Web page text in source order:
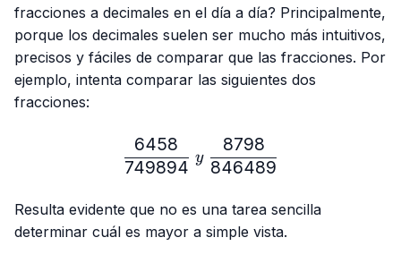
fracciones a decimales en el día a día? Principalmente,
porque los decimales suelen ser mucho más intuitivos,
precisos y fáciles de comparar que las fracciones. Por
ejemplo, intenta comparar las siguientes dos
fracciones:
\frac{6458}{749894} \
749894
6458
y 846489
8798
Resulta evidente que no es una tarea sencilla
determinar cuál es mayor a simple vista.